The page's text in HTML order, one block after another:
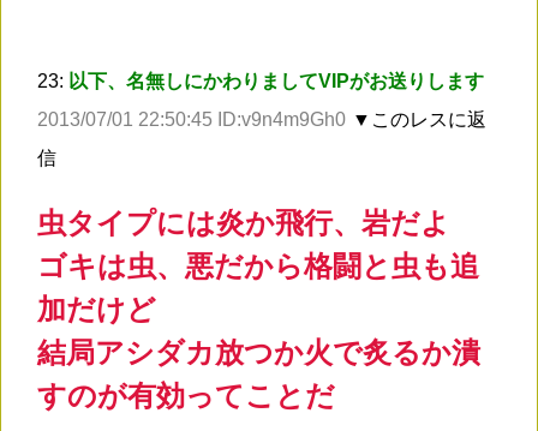
23: 以下、名無しにかわりましてVIPがお送りします
2013/07/01 22:50:45 ID:v9n4m9Gh0 ▼このレスに返
信
虫タイプには炎か飛行、岩だよ
ゴキは虫、悪だから格闘と虫も追
加だけど
結局アシダカ放つか火で炙るか潰
すのが有効ってことだ